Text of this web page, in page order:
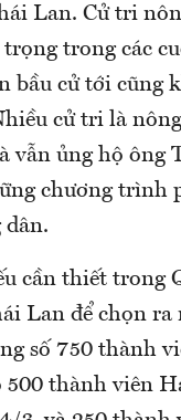
Lan. Cử tri
trong các
bầu cử tới cũng
cử tri là
vẫn ủng hộ ông
chương trình
dân.
cần thiết trong
Lan để chọn
số 750 thành
500 thành viên